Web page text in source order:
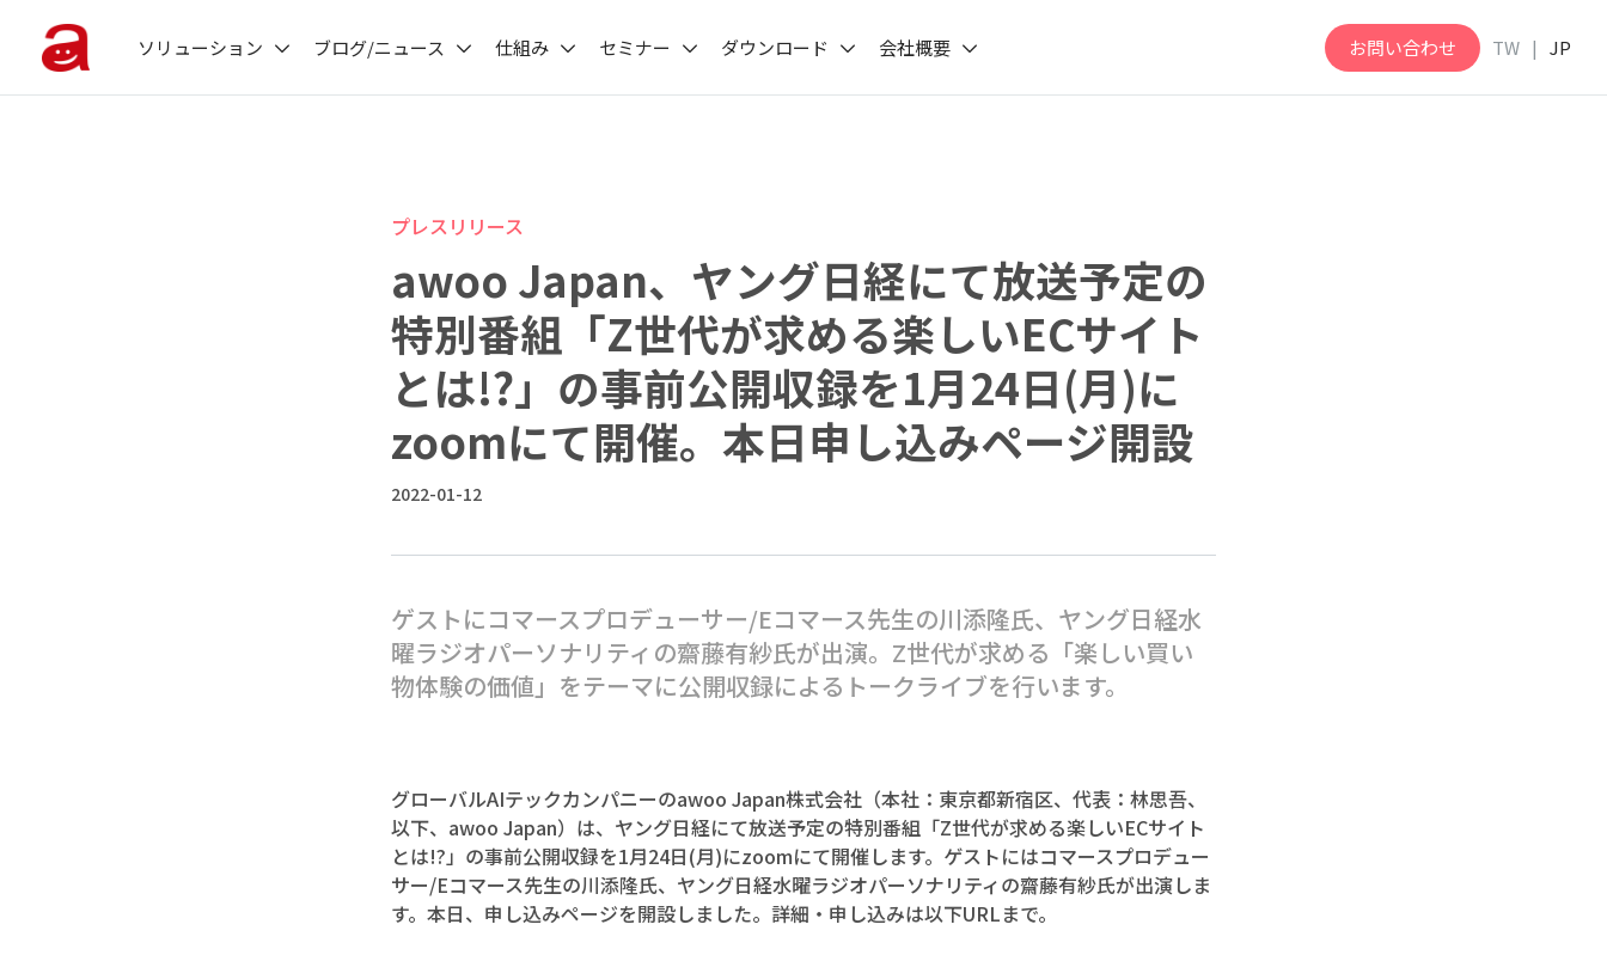
ソリューション ブログ/ニュース 仕組み セミナー ダウンロード 会社概要 お問い合わせ TW JP
プレスリリース
awoo Japan、ヤング日経にて放送予定の
特別番組「Z世代が求める楽しいECサイト
とは!?」の事前公開収録を1月24日(月)に
zoomにて開催。本日申し込みページ開設
2022-01-12
ゲストにコマースプロデューサー/Eコマース先生の川添隆氏、ヤング日経水
曜ラジオパーソナリティの齋藤有紗氏が出演。Z世代が求める「楽しい買い
物体験の価値」をテーマに公開収録によるトークライブを行います。
グローバルAIテックカンパニーのawoo Japan株式会社（本社：東京都新宿区、代表：林思吾、
以下、awoo Japan）は、ヤング日経にて放送予定の特別番組「Z世代が求める楽しいECサイト
とは!?」の事前公開収録を1月24日(月)にzoomにて開催します。ゲストにはコマースプロデュー
サー/Eコマース先生の川添隆氏、ヤング日経水曜ラジオパーソナリティの齋藤有紗氏が出演しま
す。本日、申し込みページを開設しました。詳細・申し込みは以下URLまで。